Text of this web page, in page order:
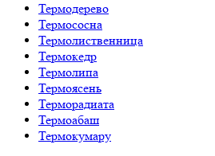
Термодерево
Термососна
Термолиственница
Термокедр
Термолипа
Термоясень
Терморадиата
Термоабаш
Термокумару